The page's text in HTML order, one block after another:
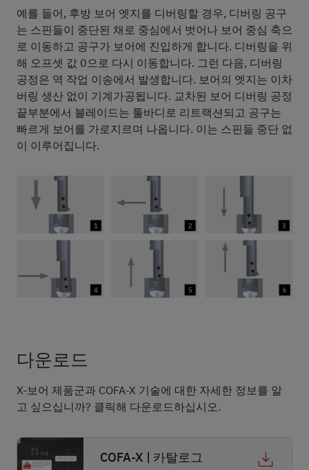
예를 들어, 후방 보어 엣지를 디버링할 경우, 디버링 공구
는 스핀들이 중단된 채로 중심에서 벗어나 보어 중심 축으
로 이동하고 공구가 보어에 진입하게 합니다. 디버링을 위
해 오프셋 값 0으로 다시 이동합니다. 그런 다음, 디버링
공정은 역 작업 이송에서 발생합니다. 보어의 엣지는 이차
버링 생산 없이 기계가공됩니다. 교차된 보어 디버링 공정
끝부분에서 블레이드는 툴바디로 리트랙션되고 공구는
빠르게 보어를 가로지르며 나옵니다. 이는 스핀들 중단 없
이 이루어집니다.
다운로드
X-보어 제품군과 COFA-X 기술에 대한 자세한 정보를 알
고 싶으십니까? 클릭해 다운로드하십시오.
COFA-X | 카탈로그